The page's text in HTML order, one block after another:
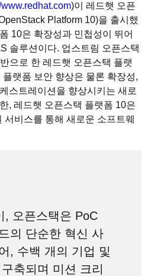
www.redhat.com)이 레드햇 오픈
Platform 10)을 출시했
10은 확장성과 민첩성이 뛰어
솔루션이다. 업스트림 오픈스택
으로 한 레드햇 오픈스택 플랫
랫폼 보안 향상은 물론 확장성,
스트레이션을 향상시키는 새로
, 레드햇 오픈스택 플랫폼 10은
비스를 통해 새로운 소프트웨
, 오픈스택은 PoC
의 단순한 혁신 사
, 수백 개의 기업 및
축되며 미션 크리